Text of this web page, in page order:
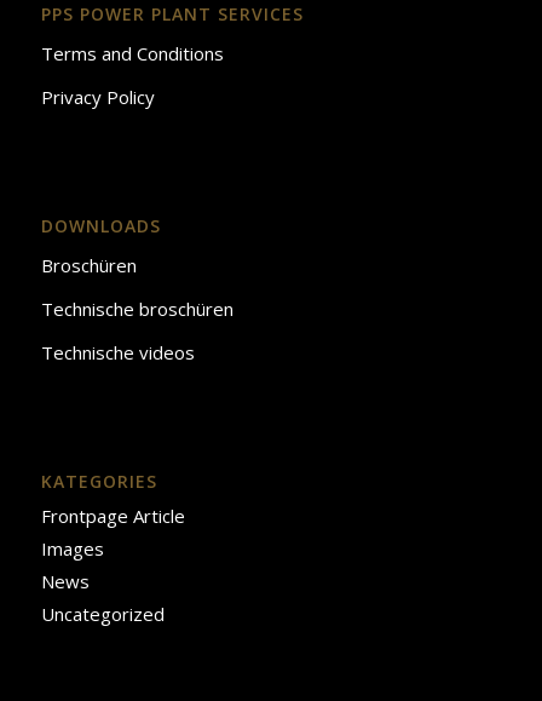
PPS POWER PLANT SERVICES
Terms and Conditions
Privacy Policy
DOWNLOADS
Broschüren
Technische broschüren
Technische videos
KATEGORIES
Frontpage Article
Images
News
Uncategorized